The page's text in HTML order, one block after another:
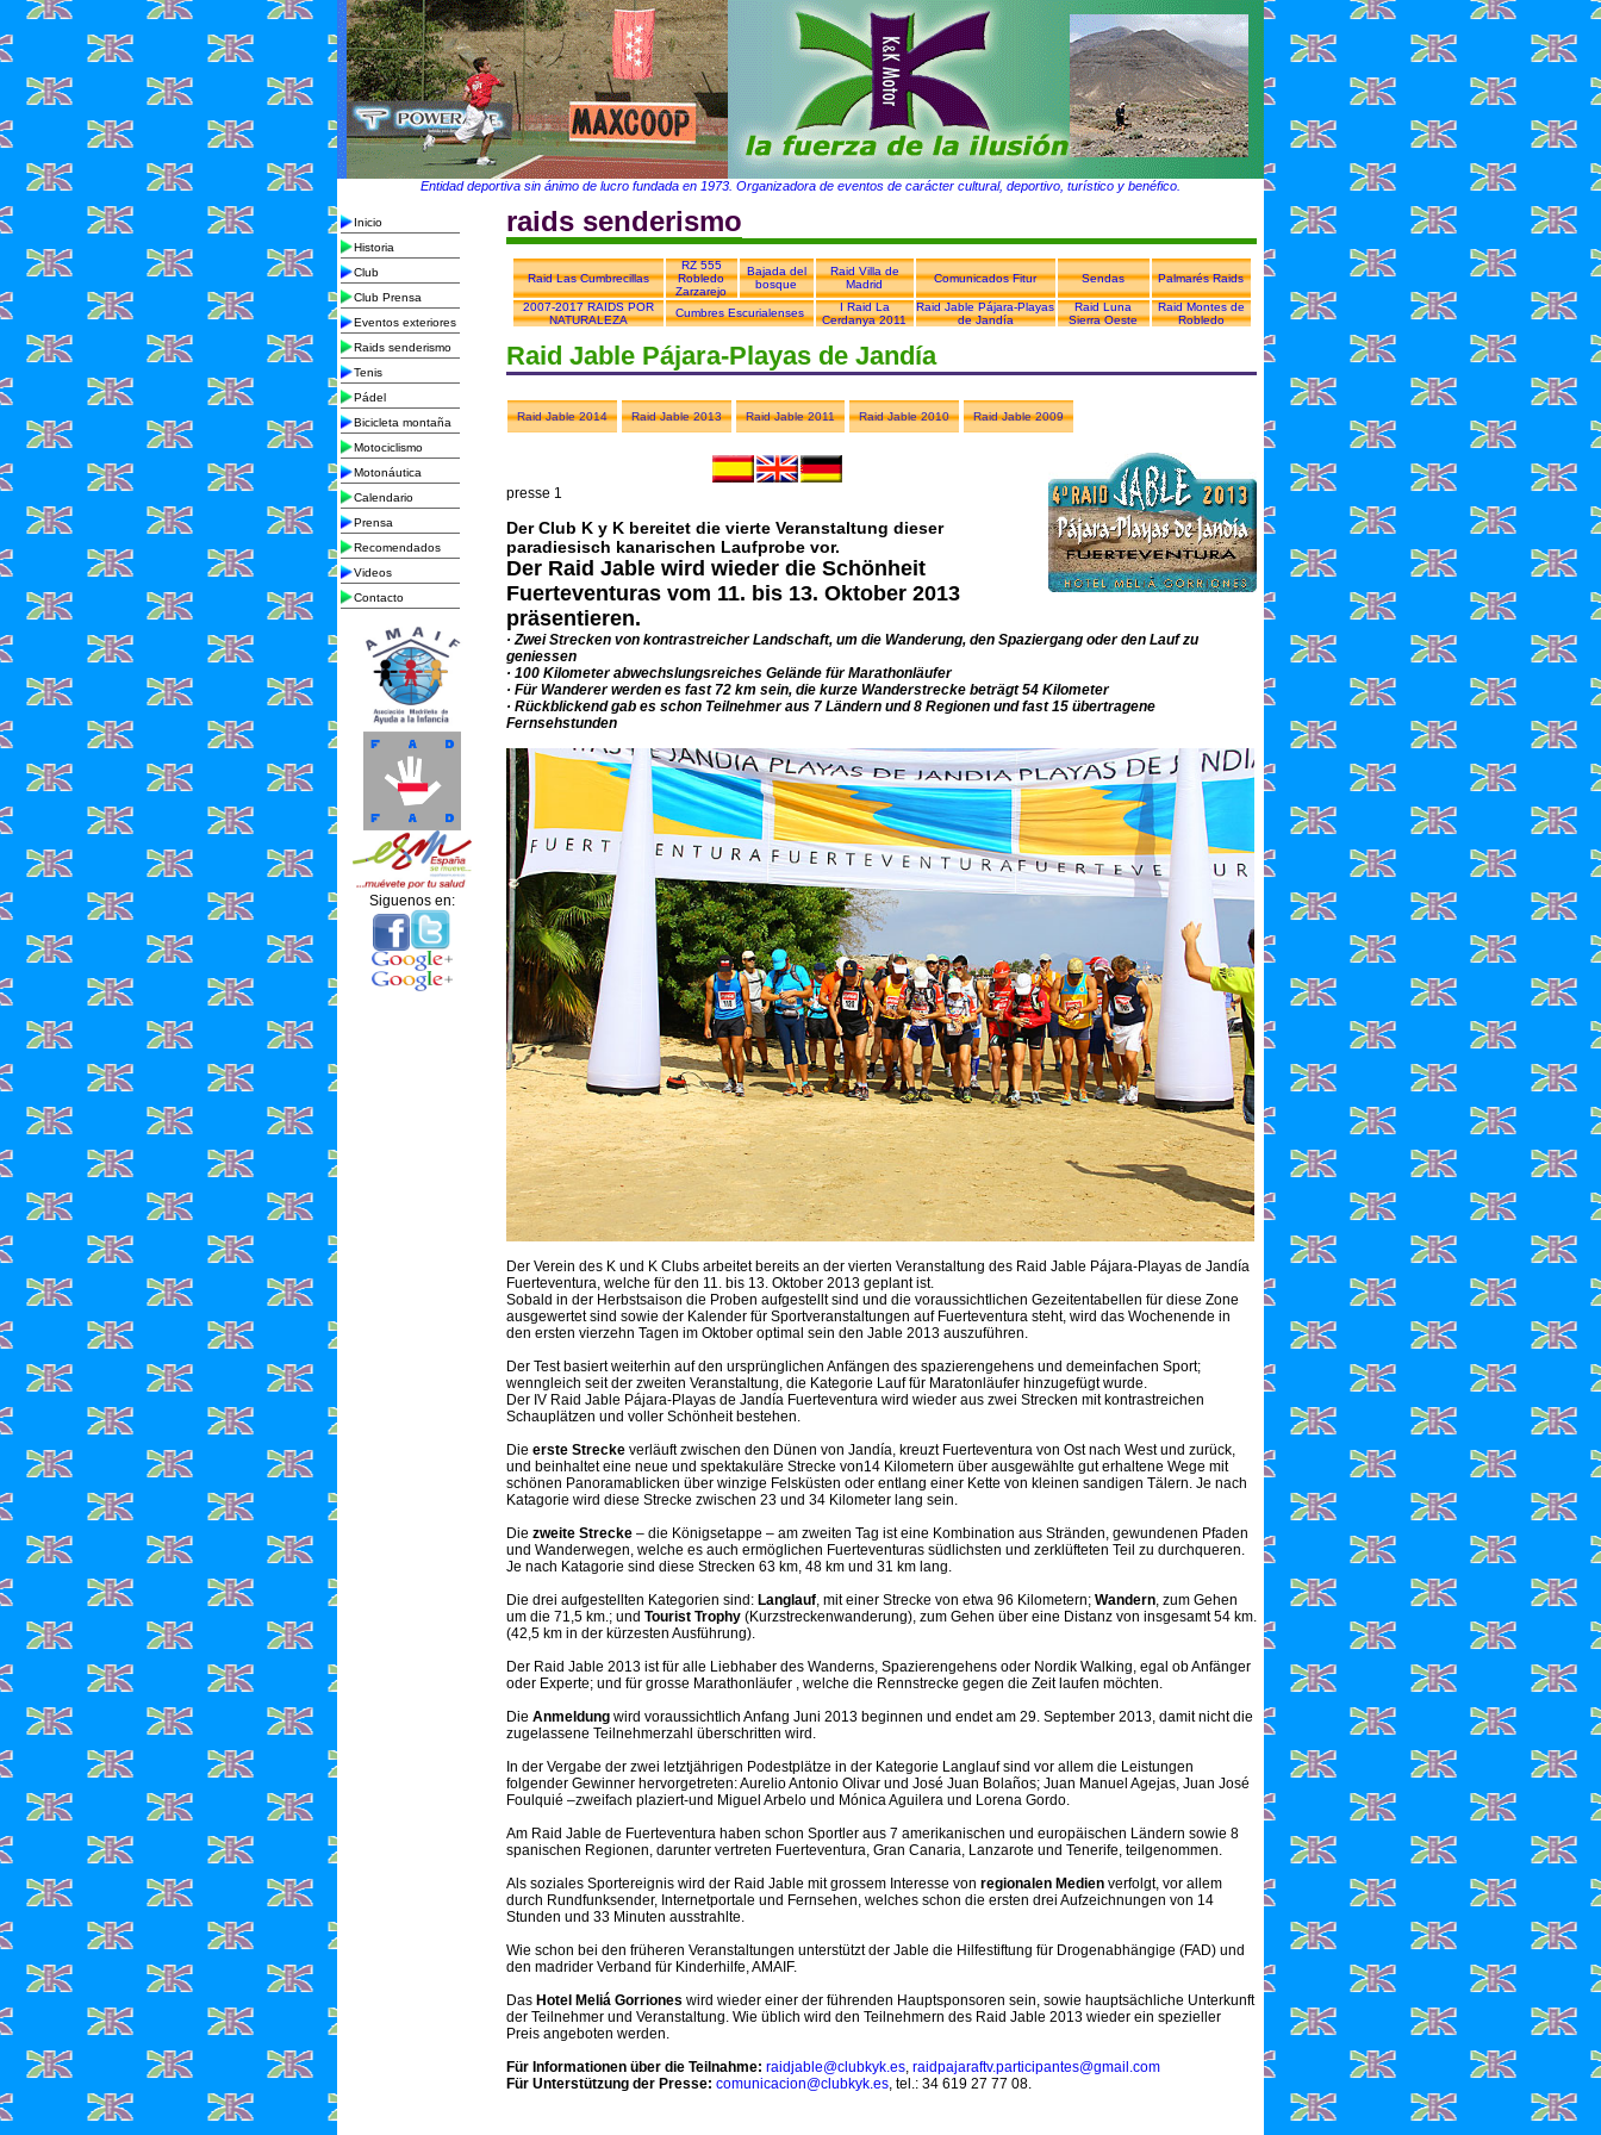
Entidad deportiva sin ánimo de lucro fundada en 1973. Organizadora de eventos de carácter cultural, deportivo, turístico y benéfico.
Inicio
Historia
Club
Club Prensa
Eventos exteriores
Raids senderismo
Tenis
Pádel
Bicicleta montaña
Motociclismo
Motonáutica
Calendario
Prensa
Recomendados
Videos
Contacto
Siguenos en:
raids senderismo
Raid Las Cumbrecillas
RZ 555
Robledo
Zarzarejo
Bajada del
bosque
Raid Villa de
Madrid
Comunicados Fitur Sendas Palmarés Raids
2007-2017 RAIDS POR
NATURALEZA
Cumbres Escurialenses
I Raid La
Cerdanya 2011
Raid Jable Pájara-Playas
de Jandía
Raid Luna
Sierra Oeste
Raid Montes de
Robledo
Raid Jable Pájara-Playas de Jandía
Raid Jable 2014 Raid Jable 2013 Raid Jable 2011 Raid Jable 2010 Raid Jable 2009
presse 1
Der Club K y K bereitet die vierte Veranstaltung dieser
paradiesisch kanarischen Laufprobe vor.
Der Raid Jable wird wieder die Schönheit
Fuerteventuras vom 11. bis 13. Oktober 2013
präsentieren.
· Zwei Strecken von kontrastreicher Landschaft, um die Wanderung, den Spaziergang oder den Lauf zu
geniessen
· 100 Kilometer abwechslungsreiches Gelände für Marathonläufer
· Für Wanderer werden es fast 72 km sein, die kurze Wanderstrecke beträgt 54 Kilometer
· Rückblickend gab es schon Teilnehmer aus 7 Ländern und 8 Regionen und fast 15 übertragene
Fernsehstunden
Der Verein des K und K Clubs arbeitet bereits an der vierten Veranstaltung des Raid Jable Pájara-Playas de Jandía
Fuerteventura, welche für den 11. bis 13. Oktober 2013 geplant ist.
Sobald in der Herbstsaison die Proben aufgestellt sind und die voraussichtlichen Gezeitentabellen für diese Zone
ausgewertet sind sowie der Kalender für Sportveranstaltungen auf Fuerteventura steht, wird das Wochenende in
den ersten vierzehn Tagen im Oktober optimal sein den Jable 2013 auszuführen.
Der Test basiert weiterhin auf den ursprünglichen Anfängen des spazierengehens und demeinfachen Sport;
wenngleich seit der zweiten Veranstaltung, die Kategorie Lauf für Maratonläufer hinzugefügt wurde.
Der IV Raid Jable Pájara-Playas de Jandía Fuerteventura wird wieder aus zwei Strecken mit kontrastreichen
Schauplätzen und voller Schönheit bestehen.
Die erste Strecke verläuft zwischen den Dünen von Jandía, kreuzt Fuerteventura von Ost nach West und zurück,
und beinhaltet eine neue und spektakuläre Strecke von14 Kilometern über ausgewählte gut erhaltene Wege mit
schönen Panoramablicken über winzige Felsküsten oder entlang einer Kette von kleinen sandigen Tälern. Je nach
Katagorie wird diese Strecke zwischen 23 und 34 Kilometer lang sein.
Die zweite Strecke – die Königsetappe – am zweiten Tag ist eine Kombination aus Stränden, gewundenen Pfaden
und Wanderwegen, welche es auch ermöglichen Fuerteventuras südlichsten und zerklüfteten Teil zu durchqueren.
Je nach Katagorie sind diese Strecken 63 km, 48 km und 31 km lang.
Die drei aufgestellten Kategorien sind: Langlauf, mit einer Strecke von etwa 96 Kilometern; Wandern, zum Gehen
um die 71,5 km.; und Tourist Trophy (Kurzstreckenwanderung), zum Gehen über eine Distanz von insgesamt 54 km.
(42,5 km in der kürzesten Ausführung).
Der Raid Jable 2013 ist für alle Liebhaber des Wanderns, Spazierengehens oder Nordik Walking, egal ob Anfänger
oder Experte; und für grosse Marathonläufer , welche die Rennstrecke gegen die Zeit laufen möchten.
Die Anmeldung wird voraussichtlich Anfang Juni 2013 beginnen und endet am 29. September 2013, damit nicht die
zugelassene Teilnehmerzahl überschritten wird.
In der Vergabe der zwei letztjährigen Podestplätze in der Kategorie Langlauf sind vor allem die Leistungen
folgender Gewinner hervorgetreten: Aurelio Antonio Olivar und José Juan Bolaños; Juan Manuel Agejas, Juan José
Foulquié –zweifach plaziert-und Miguel Arbelo und Mónica Aguilera und Lorena Gordo.
Am Raid Jable de Fuerteventura haben schon Sportler aus 7 amerikanischen und europäischen Ländern sowie 8
spanischen Regionen, darunter vertreten Fuerteventura, Gran Canaria, Lanzarote und Tenerife, teilgenommen.
Als soziales Sportereignis wird der Raid Jable mit grossem Interesse von regionalen Medien verfolgt, vor allem
durch Rundfunksender, Internetportale und Fernsehen, welches schon die ersten drei Aufzeichnungen von 14
Stunden und 33 Minuten ausstrahlte.
Wie schon bei den früheren Veranstaltungen unterstützt der Jable die Hilfestiftung für Drogenabhängige (FAD) und
den madrider Verband für Kinderhilfe, AMAIF.
Das Hotel Meliá Gorriones wird wieder einer der führenden Hauptsponsoren sein, sowie hauptsächliche Unterkunft
der Teilnehmer und Veranstaltung. Wie üblich wird den Teilnehmern des Raid Jable 2013 wieder ein spezieller
Preis angeboten werden.
Für Informationen über die Teilnahme: raidjable@clubkyk.es, raidpajaraftv.participantes@gmail.com
Für Unterstützung der Presse: comunicacion@clubkyk.es, tel.: 34 619 27 77 08.